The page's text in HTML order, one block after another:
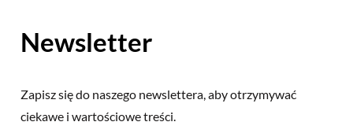
Newsletter
Zapisz się do naszego newslettera, aby otrzymywać
ciekawe i wartościowe treści.